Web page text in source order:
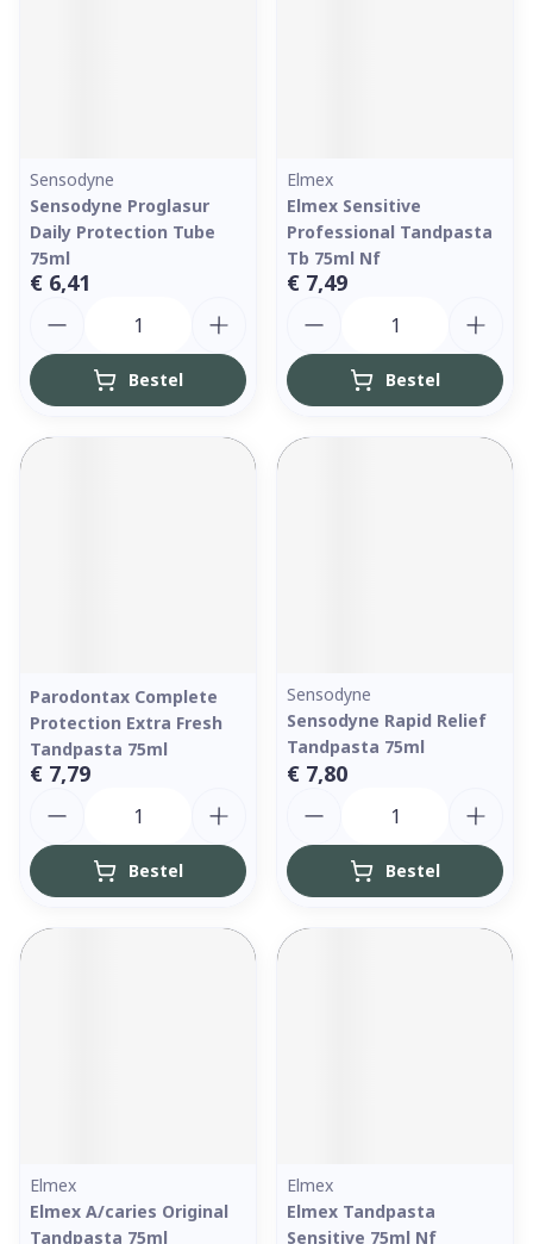
Sensodyne
Sensodyne Proglasur
Daily Protection Tube
75ml
€ 6,41
Bestel
Elmex
Elmex Sensitive
Professional Tandpasta
Tb 75ml Nf
€ 7,49
Bestel
Parodontax Complete
Protection Extra Fresh
Tandpasta 75ml
€ 7,79
Bestel
Sensodyne
Sensodyne Rapid Relief
Tandpasta 75ml
€ 7,80
Bestel
Elmex
Elmex A/caries Original
Tandpasta 75ml
Elmex
Elmex Tandpasta
Sensitive 75ml Nf